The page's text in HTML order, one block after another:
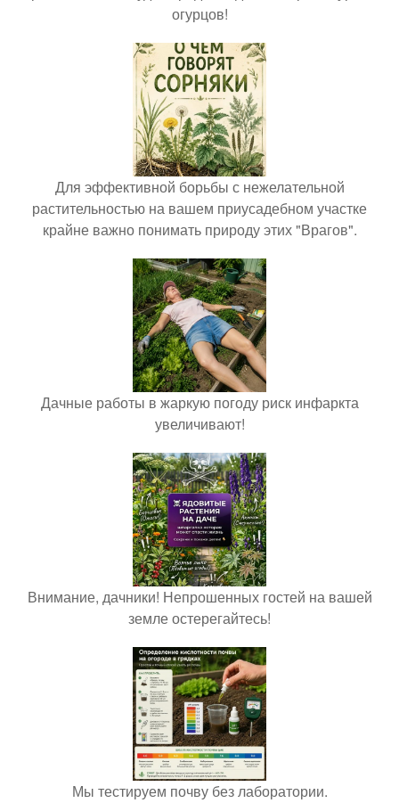
огурцов!
Для эффективной борьбы с нежелательной
растительностью на вашем приусадебном участке
крайне важно понимать природу этих "Врагов".
Дачные работы в жаркую погоду риск инфаркта
увеличивают!
Внимание, дачники! Непрошенных гостей на вашей
земле остерегайтесь!
Мы тестируем почву без лаборатории.